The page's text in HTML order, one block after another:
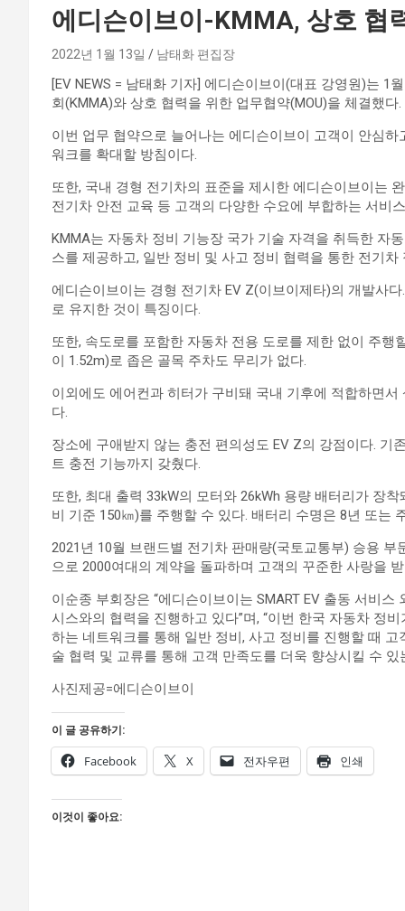
에디슨이브이-KMMA, 상호 협
2022년 1월 13일 남태화 편집장
[EV NEWS = 남태화 기자] 에디슨이브이(대표 강영원)는
회(KMMA)와 상호 협력을 위한 업무협약(MOU)을 체결했다.
이번 업무 협약으로 늘어나는 에디슨이브이 고객이 안심
워크를 확대할 방침이다.
또한, 국내 경형 전기차의 표준을 제시한 에디슨이브이는
전기차 안전 교육 등 고객의 다양한 수요에 부합하는 서비
KMMA는 자동차 정비 기능장 국가 기술 자격을 취득한 자
스를 제공하고, 일반 정비 및 사고 정비 협력을 통한 전기
에디슨이브이는 경형 전기차 EV Z(이브이제타)의 개발사
로 유지한 것이 특징이다.
또한, 속도로를 포함한 자동차 전용 도로를 제한 없이 주행
이 1.52m)로 좁은 골목 주차도 무리가 없다.
이외에도 에어컨과 히터가 구비돼 국내 기후에 적합하면
다.
장소에 구애받지 않는 충전 편의성도 EV Z의 강점이다.
트 충전 기능까지 갖췄다.
또한, 최대 출력 33kW의 모터와 26kWh 용량 배터리가 장
비 기준 150㎞)를 주행할 수 있다. 배터리 수명은 8년 또는
2021년 10월 브랜드별 전기차 판매량(국토교통부) 승용
으로 2000여대의 계약을 돌파하며 고객의 꾸준한 사랑을
이순종 부회장은 “에디슨이브이는 SMART EV 출동 서비
시스와의 협력을 진행하고 있다”며, “이번 한국 자동차 정
하는 네트워크를 통해 일반 정비, 사고 정비를 진행할 때
술 협력 및 교류를 통해 고객 만족도를 더욱 향상시킬 수
사진제공=에디슨이브이
이 글 공유하기:
Facebook X 전자우편 인쇄
이것이 좋아요: